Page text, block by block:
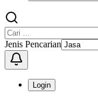
Jenis Pencarian
Login